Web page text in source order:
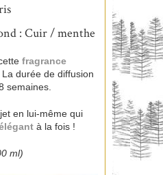
: Cuir / menthe
fragrance
. La durée de diffusion
semaines.
en lui-même qui
à la fois !
ml)